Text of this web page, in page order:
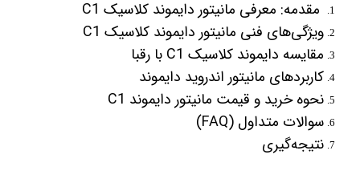
مقدمه: معرفی مانیتور دایموند کلاسیک C1
ویژگی‌های فنی مانیتور دایموند کلاسیک C1
مقایسه دایموند کلاسیک C1 با رقبا
کاربردهای مانیتور اندروید دایموند
نحوه خرید و قیمت مانیتور دایموند C1
سوالات متداول (FAQ)
نتیجه‌گیری